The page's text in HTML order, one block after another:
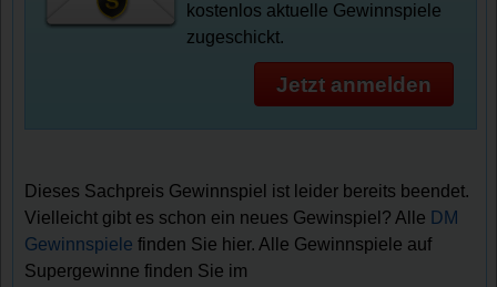
kostenlos aktuelle Gewinnspiele
zugeschickt.
Jetzt anmelden
Dieses Sachpreis Gewinnspiel ist leider bereits beendet.
Vielleicht gibt es schon ein neues Gewinspiel? Alle DM
Gewinnspiele finden Sie hier. Alle Gewinnspiele auf
Supergewinne finden Sie im